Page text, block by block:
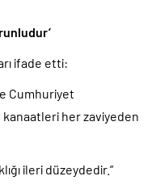
Kayıt Sistemi’ne onay..
Başkanı’ndan ilk
sert sözler!.
ifade etti:
Cumhuriyet
her zaviyeden
ileri düzeydedir.”